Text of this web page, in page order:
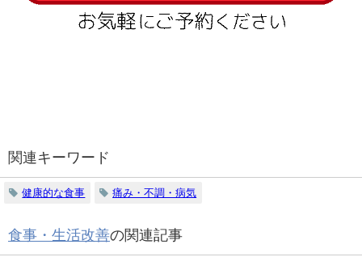
関連キーワード
健康的な食事 痛み・不調・病気
食事・生活改善の関連記事